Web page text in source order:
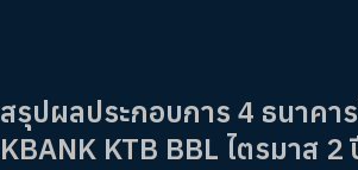
สรุปผลประกอบการ 4 ธนาคา
KBANK KTB BBL ไตรมาส 2